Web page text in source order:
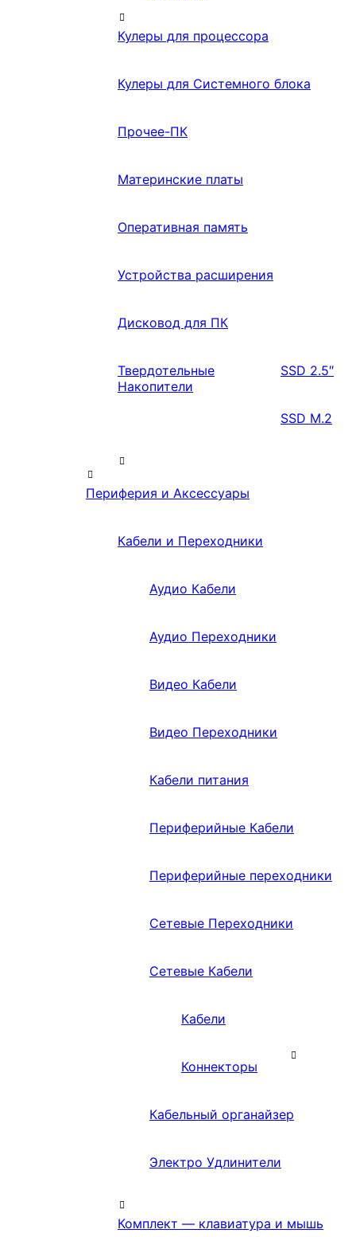
Кулеры для процессора
Кулеры для Системного блока
Прочее-ПК
Материнские платы
Оперативная память
Устройства расширения
Дисковод для ПК
Твердотельные
Накопители
SSD 2.5″
SSD M.2
Периферия и Аксессуары
Кабели и Переходники
Аудио Кабели
Аудио Переходники
Видео Кабели
Видео Переходники
Кабели питания
Периферийные Кабели
Периферийные переходники
Сетевые Переходники
Сетевые Кабели
Кабели
Коннекторы
Кабельный органайзер
Электро Удлинители
Комплект — клавиатура и мышь